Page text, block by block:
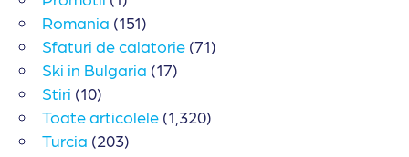
Romania (151)
Sfaturi de calatorie (71)
Ski in Bulgaria (17)
Stiri (10)
Toate articolele (1,320)
Turcia (203)